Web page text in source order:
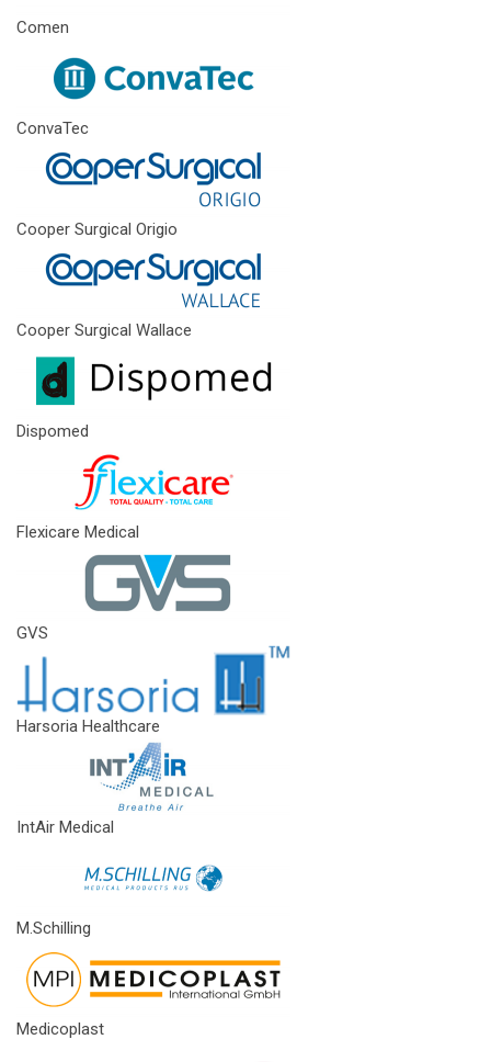
Comen
ConvaTec
Cooper Surgical Origio
Cooper Surgical Wallace
Dispomed
Flexicare Medical
GVS
Harsoria Healthcare
IntAir Medical
M.Schilling
Medicoplast